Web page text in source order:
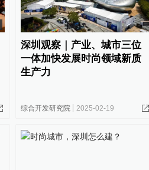
深圳观察｜产业、城市三位
一体加快发展时尚领域新质
生产力
综合开发研究院 2025-02-19